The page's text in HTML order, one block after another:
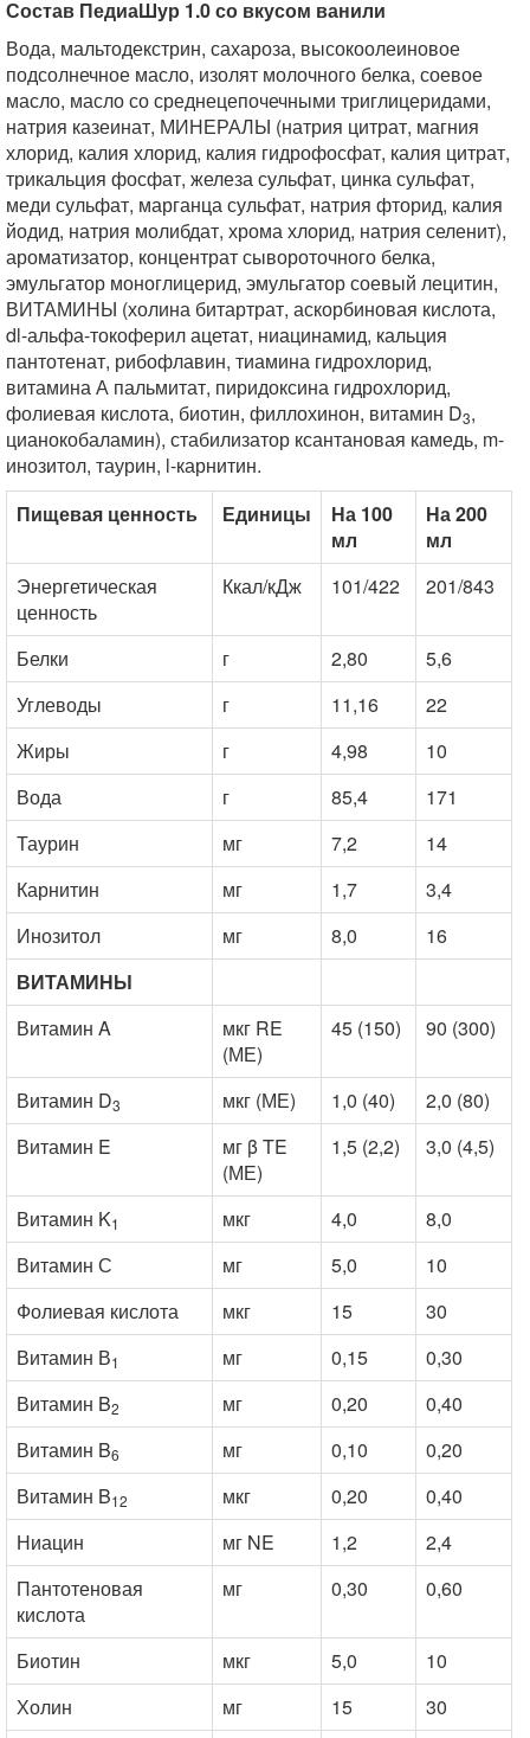
Состав ПедиаШур 1.0 со вкусом ванили
Вода, мальтодекстрин, сахароза, высокоолеиновое
подсолнечное масло, изолят молочного белка, соевое
масло, масло со среднецепочечными триглицеридами,
натрия казеинат, МИНЕРАЛЫ (натрия цитрат, магния
хлорид, калия хлорид, калия гидрофосфат, калия цитрат,
трикальция фосфат, железа сульфат, цинка сульфат,
меди сульфат, марганца сульфат, натрия фторид, калия
йодид, натрия молибдат, хрома хлорид, натрия селенит),
ароматизатор, концентрат сывороточного белка,
эмульгатор моноглицерид, эмульгатор соевый лецитин,
ВИТАМИНЫ (холина битартрат, аскорбиновая кислота,
dl-альфа-токоферил ацетат, ниацинамид, кальция
пантотенат, рибофлавин, тиамина гидрохлорид,
витамина А пальмитат, пиридоксина гидрохлорид,
фолиевая кислота, биотин, филлохинон, витамин D3,
цианокобаламин), стабилизатор ксантановая камедь, m-
инозитол, таурин, l-карнитин.
Пищевая ценность
Единицы
На 100
мл
На 200
мл
Энергетическая
ценность
Ккал/кДж 101/422 201/843
Белки г 2,80
5,6
Углеводы
г 11,16
22
Жиры
г 4,98
10
Вода
г 85,4
171
Таурин
мг 7,2
14
Карнитин
мг 1,7
3,4
Инозитол
мг 8,0
16
ВИТАМИНЫ
Витамин A
мкг RE
(МЕ)
45 (150) 90 (300)
Витамин D3 мкг (МЕ) 1,0 (40)
2,0 (80)
Витамин E
мг β TE
(МЕ)
1,5 (2,2) 3,0 (4,5)
Витамин K1 мкг 4,0
8,0
Витамин С
мг 5,0
10
Фолиевая кислота
мкг 15
30
Витамин В1 мг 0,15
0,30
Витамин B2 мг 0,20
0,40
Витамин B6 мг 0,10
0,20
Витамин B12 мкг 0,20
0,40
Ниацин
мг NE 1,2
2,4
Пантотеновая
кислота
мг 0,30 0,60
Биотин мкг 5,0
10
Холин
мг 15
30